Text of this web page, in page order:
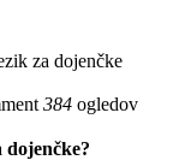
za dojenčke
384 ogledov